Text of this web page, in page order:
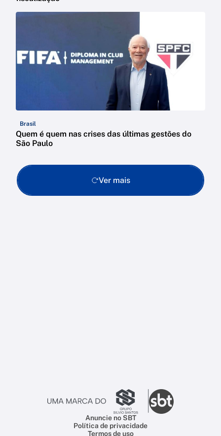
Brasil
Quem é quem nas crises das últimas gestões do
São Paulo
Ver mais
Anuncie no SBT
Política de privacidade
Termos de uso